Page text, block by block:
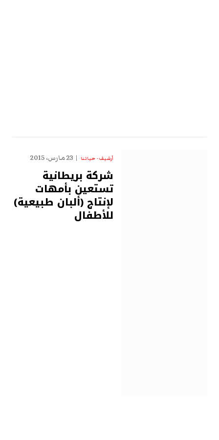
أرشيف - حياتنا 23 مارس، 2015
شركة بريطانية
تستعين بأمهات
لإنتاج (ألبان طبيعية)
للأطفال